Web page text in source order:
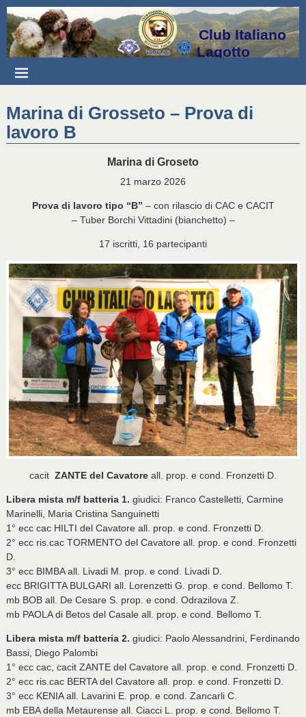
Club Italiano
Lagotto
Marina di Grosseto – Prova di
lavoro B
Marina di Groseto
21 marzo 2026
Prova di lavoro tipo “B” – con rilascio di CAC e CACIT
– Tuber Borchi Vittadini (bianchetto) –
17 iscritti, 16 partecipanti
cacit ZANTE del Cavatore all. prop. e cond. Fronzetti D.
Libera mista m/f batteria 1. giudici: Franco Castelletti, Carmine
Marinelli, Maria Cristina Sanguinetti
1° ecc cac HILTI del Cavatore all. prop. e cond. Fronzetti D.
2° ecc ris.cac TORMENTO del Cavatore all. prop. e cond. Fronzetti
D.
3° ecc BIMBA all. Livadi M. prop. e cond. Livadi D.
ecc BRIGITTA BULGARI all. Lorenzetti G. prop. e cond. Bellomo T.
mb BOB all. De Cesare S. prop. e cond. Odrazilova Z.
mb PAOLA di Betos del Casale all. prop. e cond. Bellomo T.
Libera mista m/f batteria 2. giudici: Paolo Alessandrini, Ferdinando
Bassi, Diego Palombi
1° ecc cac, cacit ZANTE del Cavatore all. prop. e cond. Fronzetti D.
2° ecc ris.cac BERTA del Cavatore all. prop. e cond. Fronzetti D.
3° ecc KENIA all. Lavarini E. prop. e cond. Zancarli C.
mb EBA della Metaurense all. Ciacci L. prop. e cond. Bellomo T.